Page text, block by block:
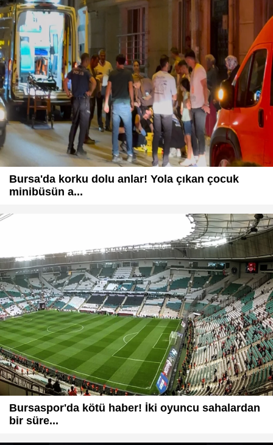
Bursa'da korku dolu anlar! Yola çıkan çocuk
minibüsün a...
Bursaspor'da kötü haber! İki oyuncu sahalardan
bir süre...